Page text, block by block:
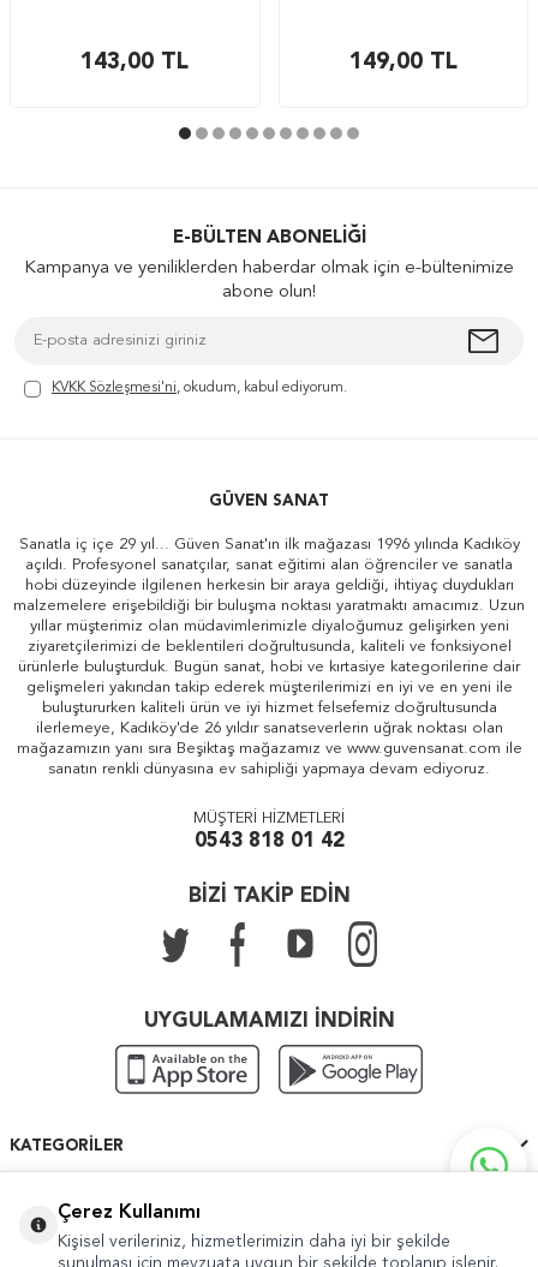
143,00 TL 149,00TL
E-BÜLTEN ABONELIĞI
Kampanya ve yeniliklerden haberdar olmak için e-bültenimize
abone olun!
KVKK Sözleşmesi'ni, okudum, kabul ediyorum.
GÜVEN SANAT
Sanatla iç içe 29 yıl... Güven Sanat'ın ilk mağazası 1996 yılında Kadıköy
açıldı. Profesyonel sanatçılar, sanat eğitimi alan öğrenciler ve sanatla
hobi düzeyinde ilgilenen herkesin bir araya geldiği, ihtiyaç duydukları
malzemelere erişebildiği bir buluşma noktası yaratmaktı amacımız. Uzun
yıllar müşterimiz olan müdavimlerimizle diyaloğumuz gelişirken yeni
ziyaretçilerimizi de beklentileri doğrultusunda, kaliteli ve fonksiyonel
ürünlerle buluşturduk. Bugün sanat, hobi ve kırtasiye kategorilerine dair
gelişmeleri yakından takip ederek müşterilerimizi en iyi ve en yeni ile
buluştururken kaliteli ürün ve iyi hizmet felsefemiz doğrultusunda
ilerlemeye, Kadıköy'de 26 yıldır sanatseverlerin uğrak noktası olan
mağazamızın yanı sıra Beşiktaş mağazamız ve www.guvensanat.com ile
sanatın renkli dünyasına ev sahipliği yapmaya devam ediyoruz.
MÜŞTERİ HİZMETLERİ
0543 818 01 42
BİZİ TAKİP EDİN
UYGULAMAMIZI İNDİRİN
KATEGORILER
HIZLI ERIŞIM
Çerez Kullanımı
Kişisel verileriniz, hizmetlerimizin daha iyi bir şekilde
sunulması için mevzuata uygun bir şekilde toplanıp işlenir.